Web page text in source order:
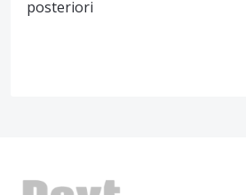
posteriori